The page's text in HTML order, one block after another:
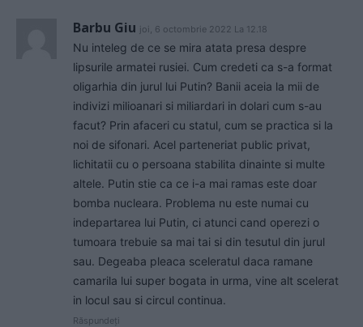
Barbu Giu joi, 6 octombrie 2022 La 12.18
Nu inteleg de ce se mira atata presa despre
lipsurile armatei rusiei. Cum credeti ca s-a format
oligarhia din jurul lui Putin? Banii aceia la mii de
indivizi milioanari si miliardari in dolari cum s-au
facut? Prin afaceri cu statul, cum se practica si la
noi de sifonari. Acel parteneriat public privat,
lichitatii cu o persoana stabilita dinainte si multe
altele. Putin stie ca ce i-a mai ramas este doar
bomba nucleara. Problema nu este numai cu
indepartarea lui Putin, ci atunci cand operezi o
tumoara trebuie sa mai tai si din tesutul din jurul
sau. Degeaba pleaca sceleratul daca ramane
camarila lui super bogata in urma, vine alt scelerat
in locul sau si circul continua.
Răspundeți